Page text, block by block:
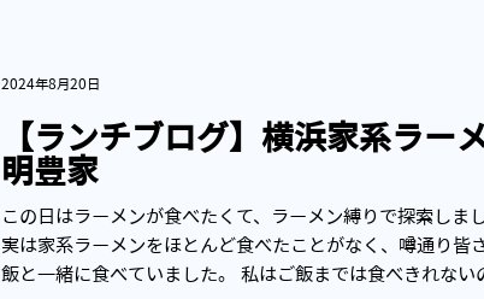
【ランチブログ】横浜家系ラー
明豊家
この日はラーメンが食べたくて、ラーメン縛りで探索しまし
実は家系ラーメンをほとんど食べたことがなく、噂通り皆
飯と一緒に食べていました。 私はご飯までは食べきれない
2024年8月20日